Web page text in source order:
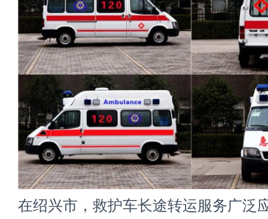
在绍兴市，救护车长途转运服务广泛